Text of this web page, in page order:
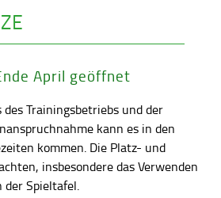
April geöffnet
Trainingsbetriebs und der
kann es in den
kommen. Die Platz- und
insbesondere das Verwenden
der Spieltafel.